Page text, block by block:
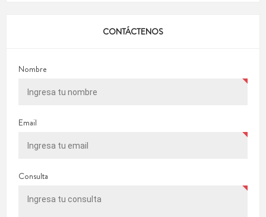
CONTÁCTENOS
Nombre
Email
Consulta